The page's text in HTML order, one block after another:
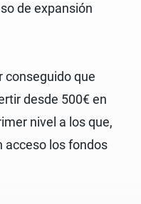
de expansión
conseguido que
desde 500€ en
nivel a los que,
acceso los fondos